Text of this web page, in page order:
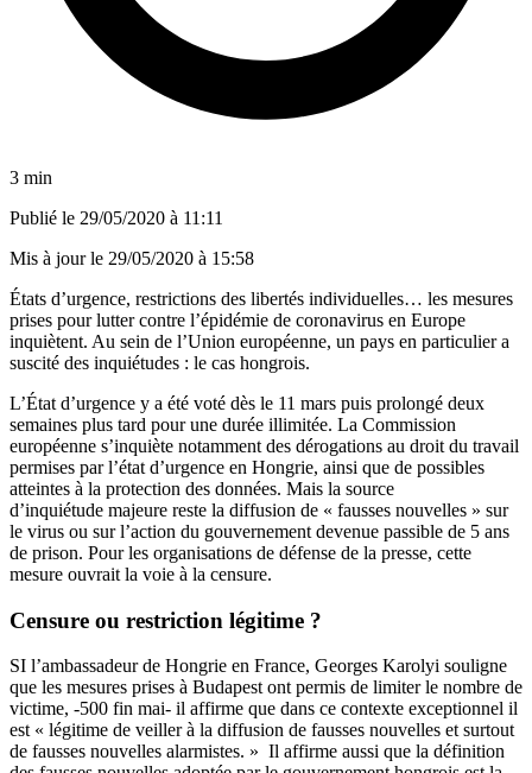
3 min
Publié le 29/05/2020 à 11:11
Mis à jour le 29/05/2020 à 15:58
États d’urgence, restrictions des libertés individuelles… les mesures
prises pour lutter contre l’épidémie de coronavirus en Europe
inquiètent. Au sein de l’Union européenne, un pays en particulier a
suscité des inquiétudes : le cas hongrois.
L’État d’urgence y a été voté dès le 11 mars puis prolongé deux
semaines plus tard pour une durée illimitée. La Commission
européenne s’inquiète notamment des dérogations au droit du travail
permises par l’état d’urgence en Hongrie, ainsi que de possibles
atteintes à la protection des données. Mais la source
d’inquiétude majeure reste la diffusion de « fausses nouvelles » sur
le virus ou sur l’action du gouvernement devenue passible de 5 ans
de prison. Pour les organisations de défense de la presse, cette
mesure ouvrait la voie à la censure.
Censure ou restriction légitime ?
SI l’ambassadeur de Hongrie en France, Georges Karolyi souligne
que les mesures prises à Budapest ont permis de limiter le nombre de
victime, -500 fin mai- il affirme que dans ce contexte exceptionnel il
est « légitime de veiller à la diffusion de fausses nouvelles et surtout
de fausses nouvelles alarmistes. » Il affirme aussi que la définition